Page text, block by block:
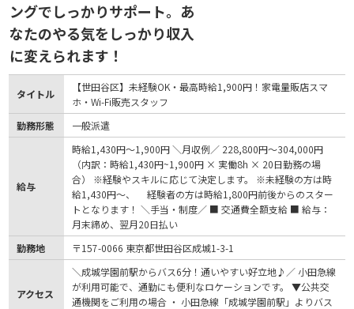
ングでしっかりサポート。あ
なたのやる気をしっかり収入
に変えられます！
タイトル
【世田谷区】未経験OK・最高時給1,900円！家電量販店スマ
ホ・Wi-Fi販売スタッフ
勤務形態
一般派遣
給与
時給1,430円〜1,900円 ＼月収例／ 228,800円～304,000円
（内訳：時給1,430円~1,900円 × 実働8h × 20日勤務の場
合） ※経験やスキルに応じて決定します。 ※未経験の方は時
給1,430円～、 経験者の方は時給1,800円前後からのスター
トとなります！ ＼手当・制度／ ■ 交通費全額支給 ■ 給与：
月末締め、翌月20日払い
勤務地
〒157-0066 東京都世田谷区成城1-3-1
アクセス
＼成城学園前駅からバス6分！通いやすい好立地♪／ 小田急線
が利用可能で、通勤にも便利なロケーションです。 ▼公共交
通機関をご利用の場合 ・ 小田急線「成城学園前駅」よりバス